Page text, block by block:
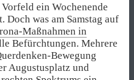
ein Wochenende
Doch was am Samstag auf
Maßnahmen in
Befürchtungen. Mehrere
Bewegung
Augustusplatz und